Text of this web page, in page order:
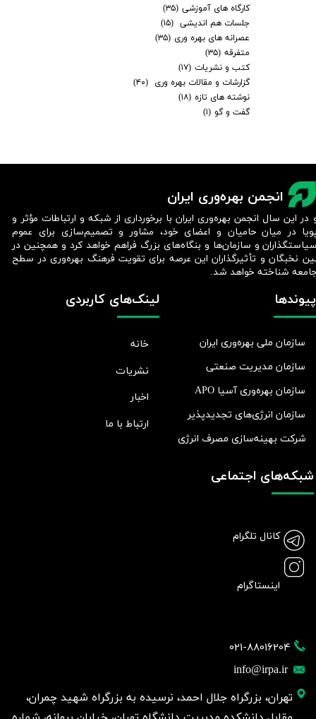
کارگاه های آموزشی (۳۵)
جلسات هم اندیشی (۱۵)
عصرانه های بهره وری (۳۵)
متفرقه (۳۵)
کتب و نشریات (۱۷)
گزارشات و مقالات بهره وری
(۴۰)
نوشته های تازه (۱۸)
گفت و گو (۱)
انجمن بهره‌وری ایران
021-88016204
info@irpa.ir
تهران، بزرگراه جلال احمد، نرسیده به بزرگراه شهید چمران،
لینک‌های کاربردی
خانه
نشریات
اخبار
ارتباط با ما
پیوندها
سازمان ملی بهره‌وری ایران
سازمان مدیریت صنعتی
سازمان بهره‌وری آسیا APO
سازمان انرژی‌های تجدیدپذیر
شرکت بهينه‌سازی مصرف انرژی
شبکه‌های اجتماعی
کانال تلگرام
اینستاگرام
در این سال انجمن بهره‌وری ایران با برخورداری از شبکه و ارتباطات مؤثر و
در میان حامیان و اعضای خود، مشاور و تصمیم‌سازی برای عموم
و سازمان‌ها و بنگاه‌های بزرگ فراهم خواهد کرد و همچنین در
نخبگان و تأثیرگذاران این عرصه برای تقویت فرهنگ بهره‌وری در سطح
شناخته خواهد شد.​​​​​​​